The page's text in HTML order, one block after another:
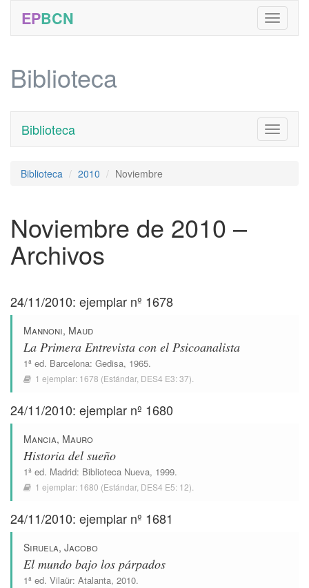
EPBCN
Biblioteca
Toggle
Biblioteca
Biblioteca 2010 Noviembre
Noviembre de 2010 –
Archivos
24/11/2010: ejemplar nº 1678
Mannoni, Maud
La Primera Entrevista con el Psicoanalista
1ª ed. Barcelona: Gedisa, 1965.
1 ejemplar: 1678 (Estándar, DES4 E3: 37).
24/11/2010: ejemplar nº 1680
Mancia, Mauro
Historia del sueño
1ª ed. Madrid: Biblioteca Nueva, 1999.
1 ejemplar: 1680 (Estándar, DES4 E5: 12).
24/11/2010: ejemplar nº 1681
Siruela, Jacobo
El mundo bajo los párpados
1ª ed. Vilaür: Atalanta, 2010.